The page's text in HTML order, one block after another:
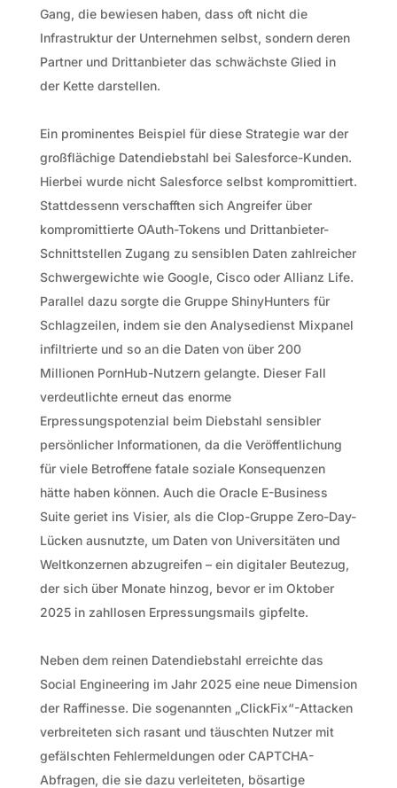
Gang, die bewiesen haben, dass oft nicht die
Infrastruktur der Unternehmen selbst, sondern deren
Partner und Drittanbieter das schwächste Glied in
der Kette darstellen.
Ein prominentes Beispiel für diese Strategie war der
großflächige Datendiebstahl bei Salesforce-Kunden.
Hierbei wurde nicht Salesforce selbst kompromittiert.
Stattdessenn verschafften sich Angreifer über
kompromittierte OAuth-Tokens und Drittanbieter-
Schnittstellen Zugang zu sensiblen Daten zahlreicher
Schwergewichte wie Google, Cisco oder Allianz Life.
Parallel dazu sorgte die Gruppe ShinyHunters für
Schlagzeilen, indem sie den Analysedienst Mixpanel
infiltrierte und so an die Daten von über 200
Millionen PornHub-Nutzern gelangte. Dieser Fall
verdeutlichte erneut das enorme
Erpressungspotenzial beim Diebstahl sensibler
persönlicher Informationen, da die Veröffentlichung
für viele Betroffene fatale soziale Konsequenzen
hätte haben können. Auch die Oracle E-Business
Suite geriet ins Visier, als die Clop-Gruppe Zero-Day-
Lücken ausnutzte, um Daten von Universitäten und
Weltkonzernen abzugreifen – ein digitaler Beutezug,
der sich über Monate hinzog, bevor er im Oktober
2025 in zahllosen Erpressungsmails gipfelte.
Neben dem reinen Datendiebstahl erreichte das
Social Engineering im Jahr 2025 eine neue Dimension
der Raffinesse. Die sogenannten „ClickFix“-Attacken
verbreiteten sich rasant und täuschten Nutzer mit
gefälschten Fehlermeldungen oder CAPTCHA-
Abfragen, die sie dazu verleiteten, bösartige